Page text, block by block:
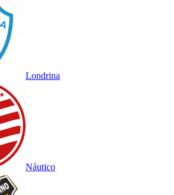
Londrina
Náutico